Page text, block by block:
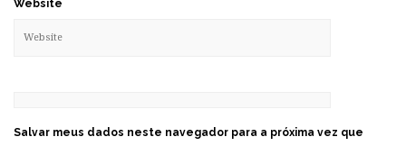
Website
Salvar meus dados neste navegador para a próxima vez que